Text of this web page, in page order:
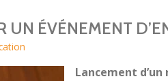
UN ÉVÉNEMENT
Lancement